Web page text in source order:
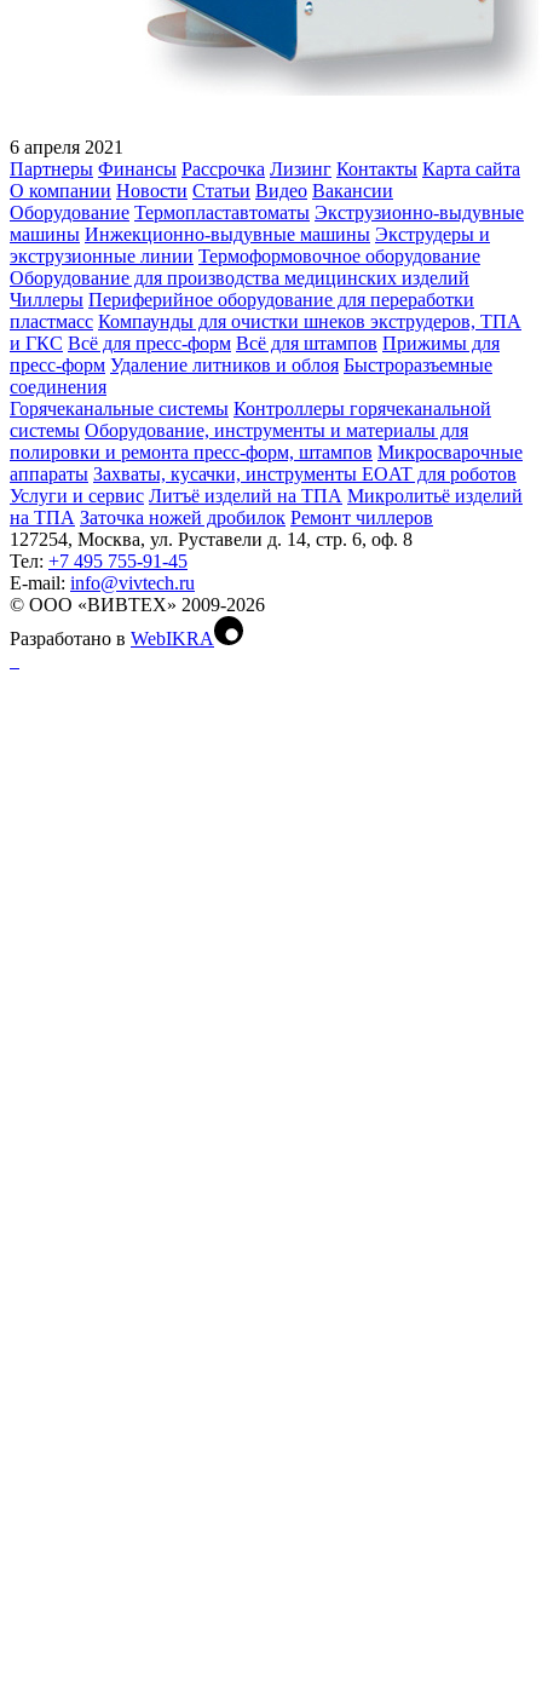
6 апреля 2021
Партнеры Финансы Рассрочка Лизинг Контакты Карта сайта
О компании Новости Статьи Видео Вакансии
Оборудование Термопластавтоматы Экструзионно-выдувные
машины Инжекционно-выдувные машины Экструдеры и
экструзионные линии Термоформовочное оборудование
Оборудование для производства медицинских изделий
Чиллеры Периферийное оборудование для переработки
пластмасс Компаунды для очистки шнеков экструдеров, ТПА
и ГКС Всё для пресс-форм Всё для штампов Прижимы для
пресс-форм Удаление литников и облоя Быстроразъемные
соединения
Горячеканальные системы Контроллеры горячеканальной
системы Оборудование, инструменты и материалы для
полировки и ремонта пресс-форм, штампов Микросварочные
аппараты Захваты, кусачки, инструменты EOAT для роботов
Услуги и сервис Литъё изделий на ТПА Микролитьё изделий
на ТПА Заточка ножей дробилок Ремонт чиллеров
127254, Москва, ул. Руставели д. 14, стр. 6, оф. 8
Тел: +7 495 755-91-45
Е-mail: info@vivtech.ru
© ООО «ВИВТЕХ» 2009-2026
Разработано в WebIKRA